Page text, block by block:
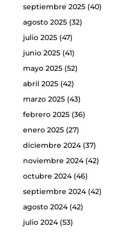
septiembre 2025(40)
agosto 2025(32)
julio 2025(47)
junio 2025(41)
mayo 2025(52)
abril 2025(42)
marzo 2025(43)
febrero 2025(36)
enero 2025(27)
diciembre 2024(37)
noviembre 2024(42)
octubre 2024(46)
septiembre 2024(42)
agosto 2024(42)
julio 2024(53)